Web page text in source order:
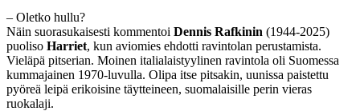
– Oletko hullu?
Näin suorasukaisesti kommentoi Dennis Rafkinin (1944-2025)
puoliso Harriet, kun aviomies ehdotti ravintolan perustamista.
Vieläpä pitserian. Moinen italialaistyylinen ravintola oli Suomessa
kummajainen 1970-luvulla. Olipa itse pitsakin, uunissa paistettu
pyöreä leipä erikoisine täytteineen, suomalaisille perin vieras
ruokalaji.